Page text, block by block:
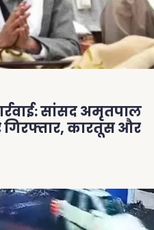
सांसद अमृतपाल
कारतूस और